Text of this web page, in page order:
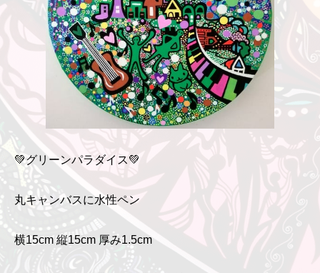
💚グリーンパラダイス💚
丸キャンバスに水性ペン
横15cm 縦15cm 厚み1.5cm